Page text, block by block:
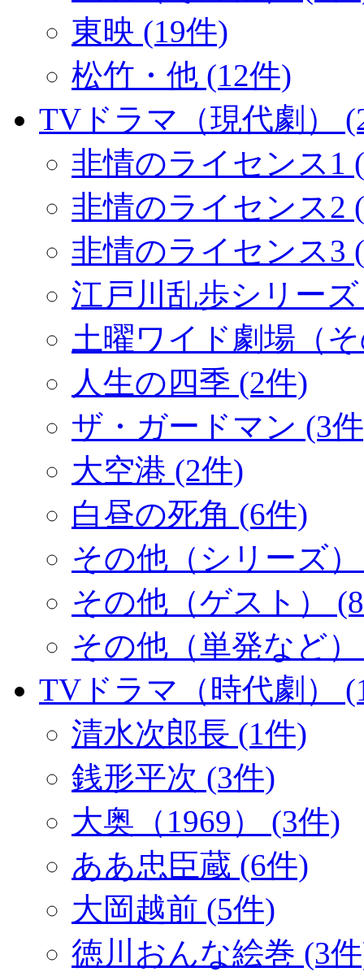
東映 (19件)
松竹・他 (12件)
TVドラマ（現代劇）
非情のライセンス1
非情のライセンス2
非情のライセンス3
江戸川乱歩シリー
土曜ワイド劇場（
人生の四季 (2件)
ザ・ガードマン (3
大空港 (2件)
白昼の死角 (6件)
その他（シリーズ
その他（ゲスト）
その他（単発など
TVドラマ（時代劇）
清水次郎長 (1件)
銭形平次 (3件)
大奥（1969） (3件)
ああ忠臣蔵 (6件)
大岡越前 (5件)
徳川おんな絵巻 (3